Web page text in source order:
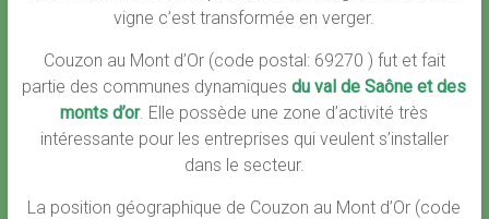
vigne c’est transformée en verger.
Couzon au Mont d’Or (code postal: 69270 ) fut et fait
partie des communes dynamiquesdu val de Saône et des
monts d’or. Elle possède une zone d’activité très
intéressante pour les entreprises qui veulent s’installer
dans le secteur.
La position géographique de Couzon au Mont d’Or (code